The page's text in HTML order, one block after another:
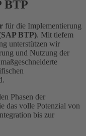
BTP
für die Implementierung
BTP). Mit tiefem
unterstützen wir
und Nutzung der
Phasen der
das volle Potenzial von
bis zur